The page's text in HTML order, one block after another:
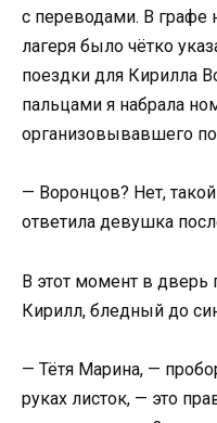
с переводами. В графе
лагеря было чётко
поездки для Кирилла
пальцами я набрала
организовывавшего
— Воронцов? Нет,
ответила девушка
В этот момент в дверь
Кирилл, бледный до
— Тётя Марина, —
руках листок, — это